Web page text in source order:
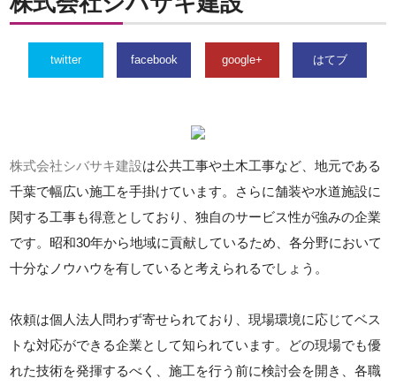
twitter facebook google+ はてブ
株式会社シバサキ建設は公共工事や土木工事など、地元である
千葉で幅広い施工を手掛けています。さらに舗装や水道施設に
関する工事も得意としており、独自のサービス性が強みの企業
です。昭和30年から地域に貢献しているため、各分野において
十分なノウハウを有していると考えられるでしょう。
依頼は個人法人問わず寄せられており、現場環境に応じてベス
トな対応ができる企業として知られています。どの現場でも優
れた技術を発揮するべく、施工を行う前に検討会を開き、各職